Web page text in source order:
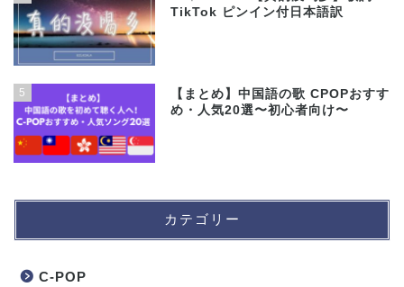
TikTok ピンイン付日本語訳
5
【まとめ】中国語の歌 CPOPおすす
め・人気20選〜初心者向け〜
カテゴリー
C-POP